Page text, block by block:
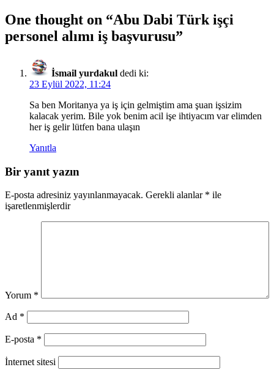
One thought on “Abu Dabi Türk işçi
personel alımı iş başvurusu”
İsmail yurdakul dedi ki:
23 Eylül 2022, 11:24
Sa ben Moritanya ya iş için gelmiştim ama şuan işsizim
kalacak yerim. Bile yok benim acil işe ihtiyacım var elimden
her iş gelir lütfen bana ulaşın
Yanıtla
Bir yanıt yazın
E-posta adresiniz yayınlanmayacak. Gerekli alanlar * ile
işaretlenmişlerdir
Yorum *
Ad *
E-posta *
İnternet sitesi